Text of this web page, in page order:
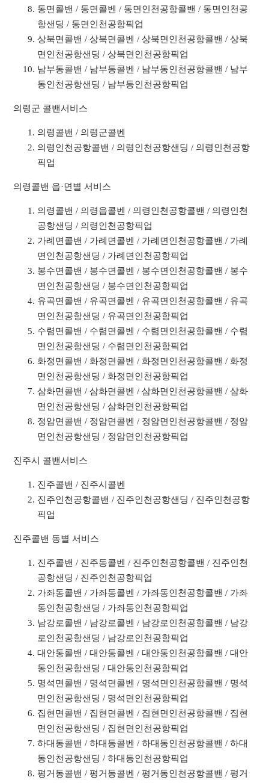
동면콜밴 / 동면콜벤 / 동면인천공항콜밴 / 동면인천공
항샌딩 / 동면인천공항픽업
상북면콜밴 / 상북면콜벤 / 상북면인천공항콜밴 / 상북
면인천공항샌딩 / 상북면인천공항픽업
남부동콜밴 / 남부동콜벤 / 남부동인천공항콜밴 / 남부
동인천공항샌딩 / 남부동인천공항픽업
의령군 콜밴서비스
의령콜밴 / 의령군콜벤
의령인천공항콜밴 / 의령인천공항샌딩 / 의령인천공항
픽업
의령콜밴 읍·면별 서비스
의령콜밴 / 의령읍콜벤 / 의령인천공항콜밴 / 의령인천
공항샌딩 / 의령인천공항픽업
가례면콜밴 / 가례면콜벤 / 가례면인천공항콜밴 / 가례
면인천공항샌딩 / 가례면인천공항픽업
봉수면콜밴 / 봉수면콜벤 / 봉수면인천공항콜밴 / 봉수
면인천공항샌딩 / 봉수면인천공항픽업
유곡면콜밴 / 유곡면콜벤 / 유곡면인천공항콜밴 / 유곡
면인천공항샌딩 / 유곡면인천공항픽업
수렴면콜밴 / 수렴면콜벤 / 수렴면인천공항콜밴 / 수렴
면인천공항샌딩 / 수렴면인천공항픽업
화정면콜밴 / 화정면콜벤 / 화정면인천공항콜밴 / 화정
면인천공항샌딩 / 화정면인천공항픽업
삼화면콜밴 / 삼화면콜벤 / 삼화면인천공항콜밴 / 삼화
면인천공항샌딩 / 삼화면인천공항픽업
정암면콜밴 / 정암면콜벤 / 정암면인천공항콜밴 / 정암
면인천공항샌딩 / 정암면인천공항픽업
진주시 콜밴서비스
진주콜밴 / 진주시콜벤
진주인천공항콜밴 / 진주인천공항샌딩 / 진주인천공항
픽업
진주콜밴 동별 서비스
진주콜밴 / 진주동콜벤 / 진주인천공항콜밴 / 진주인천
공항샌딩 / 진주인천공항픽업
가좌동콜밴 / 가좌동콜벤 / 가좌동인천공항콜밴 / 가좌
동인천공항샌딩 / 가좌동인천공항픽업
남강로콜밴 / 남강로콜벤 / 남강로인천공항콜밴 / 남강
로인천공항샌딩 / 남강로인천공항픽업
대안동콜밴 / 대안동콜벤 / 대안동인천공항콜밴 / 대안
동인천공항샌딩 / 대안동인천공항픽업
명석면콜밴 / 명석면콜벤 / 명석면인천공항콜밴 / 명석
면인천공항샌딩 / 명석면인천공항픽업
집현면콜밴 / 집현면콜벤 / 집현면인천공항콜밴 / 집현
면인천공항샌딩 / 집현면인천공항픽업
하대동콜밴 / 하대동콜벤 / 하대동인천공항콜밴 / 하대
동인천공항샌딩 / 하대동인천공항픽업
평거동콜밴 / 평거동콜벤 / 평거동인천공항콜밴 / 평거